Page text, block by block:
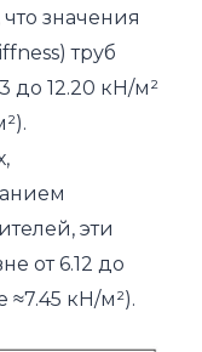
значения
труб
до 12.20 кН/м²
эти
от 6.12 до
≈7.45 кН/м²).